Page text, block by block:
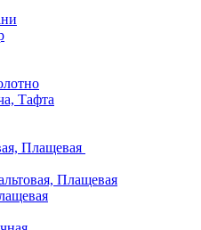
Тафта
Плащевая
Плащевая